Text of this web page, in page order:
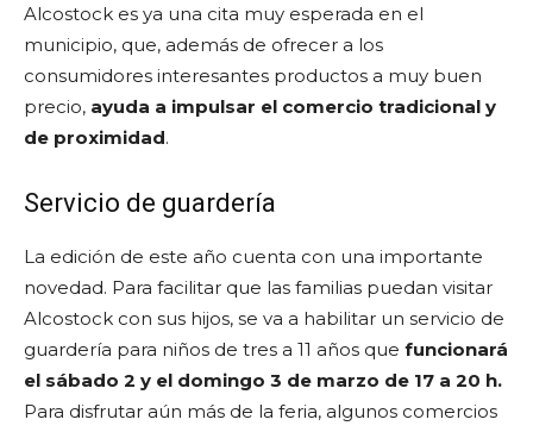
Alcostock es ya una cita muy esperada en el
municipio, que, además de ofrecer a los
consumidores interesantes productos a muy buen
precio, ayuda a impulsar el comercio tradicional y
de proximidad.
Servicio de guardería
La edición de este año cuenta con una importante
novedad. Para facilitar que las familias puedan visitar
Alcostock con sus hijos, se va a habilitar un servicio de
guardería para niños de tres a 11 años que funcionará
el sábado 2 y el domingo 3 de marzo de 17 a 20 h.
Para disfrutar aún más de la feria, algunos comercios